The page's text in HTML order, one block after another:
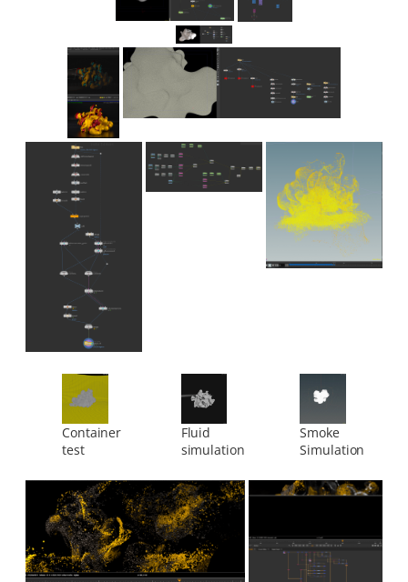
Container
test
Fluid
simulation
Smoke
Simulation